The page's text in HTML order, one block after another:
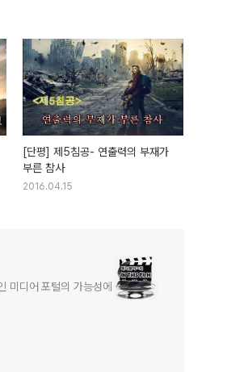
[단평] 제5침공- 연출력의 부재가
부른 참사
2016.04.15
미디어 포털의 가능성에